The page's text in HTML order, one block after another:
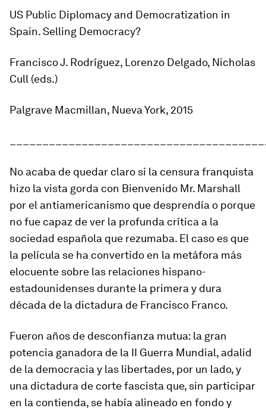
US Public Diplomacy and Democratization in
Spain.Selling Democracy?
Francisco J. Rodríguez, Lorenzo Delgado, Nicholas
Cull (eds.)
Palgrave Macmillan, Nueva York, 2015
No acaba de quedar claro si la censura franquista
hizo la vista gorda con Bienvenido Mr. Marshall
por el antiamericanismo que desprendía o porque
no fue capaz de ver la profunda crítica a la
sociedad española que rezumaba. El caso es que
la película se ha convertido en la metáfora más
elocuente sobre las relaciones hispano-
estadounidenses durante la primera y dura
década de la dictadura de Francisco Franco.
Fueron años de desconfianza mutua: la gran
potencia ganadora de la II Guerra Mundial, adalid
de la democracia y las libertades, por un lado, y
una dictadura de corte fascista que, sin participar
en la contienda, se había alineado en fondo y